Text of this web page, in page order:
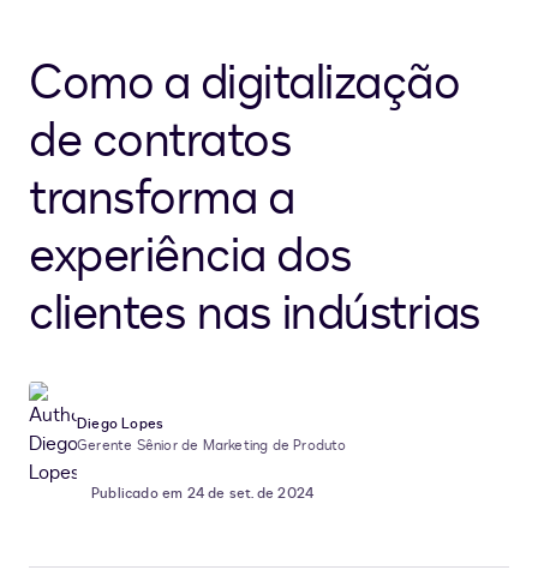
Como a digitalização
de contratos
transforma a
experiência dos
clientes nas indústrias
Diego Lopes
Gerente Sênior de Marketing de Produto
Publicado em 24 de set. de 2024